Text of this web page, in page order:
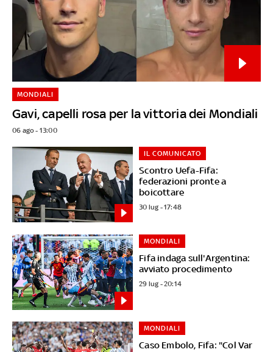
Gavi, capelli rosa per la vittoria dei Mondiali
MONDIALI
06 ago - 13:00
Scontro Uefa-Fifa:
federazioni pronte a
boicottare
IL COMUNICATO
30 lug - 17:48
Fifa indaga sull'Argentina:
avviato procedimento
MONDIALI
29 lug - 20:14
Caso Embolo, Fifa: "Col Var
MONDIALI